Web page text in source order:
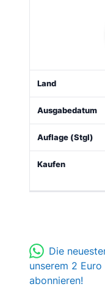
Die
unserem 2
abonnieren!